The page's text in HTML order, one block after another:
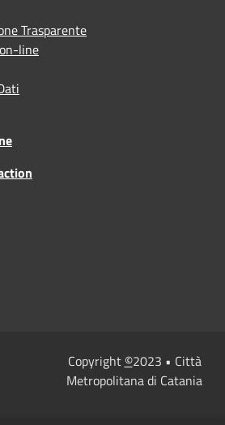
Trasparente
line
Copyright ©2023 • Città
Metropolitana di Catania